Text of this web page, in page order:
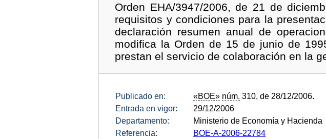
Orden EHA/3947/2006, de 21 de
requisitos y condiciones para la
declaración resumen anual de
modifica la Orden de 15 de junio de
prestan el servicio de colaboración en la
Publicado en: «BOE» núm. 310, de 28/12/2006.
Entrada en vigor:
29/12/2006
Departamento:
Ministerio de Economía y Hacienda
Referencia:
BOE-A-2006-22784